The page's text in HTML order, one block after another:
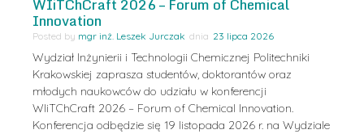
Innovation
Posted by mgr inż. Leszek Jurczak 23 lipca 2026
Wydział Inżynierii i Technologii Chemicznej Politechniki
Krakowskiej zaprasza studentów, doktorantów oraz
młodych naukowców do udziału w konferencji
WIiTChCraft 2026 – Forum of Chemical Innovation.
Konferencja odbędzie się 19 listopada 2026 r. na Wydziale